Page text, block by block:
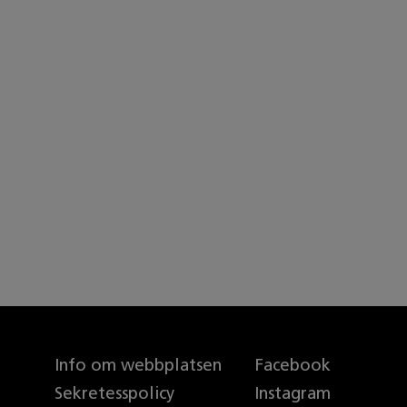
Info om webbplatsen
Sekretesspolicy
Facebook
Instagram